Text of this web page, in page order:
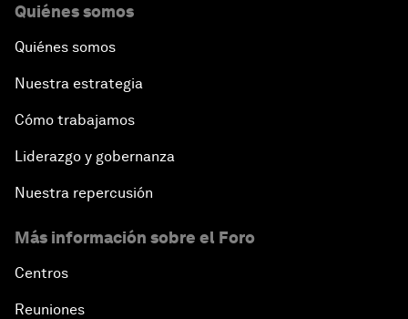
Quiénes somos
Quiénes somos
Nuestra estrategia
Cómo trabajamos
Liderazgo y gobernanza
Nuestra repercusión
Más información sobre el Foro
Centros
Reuniones